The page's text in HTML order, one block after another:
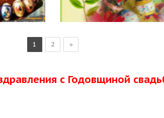
1 2 »
с Годовщиной